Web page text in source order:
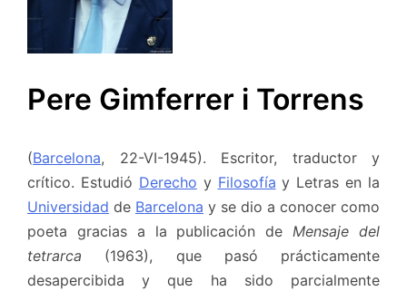
Pere Gimferrer i Torrens
(Barcelona, 22-VI-1945). Escritor, traductor y
crítico. Estudió Derecho y Filosofía y Letras en la
Universidad de Barcelona y se dio a conocer como
poeta gracias a la publicación deMensaje del
tetrarca (1963), que pasó prácticamente
desapercibida y que ha sido parcialmente